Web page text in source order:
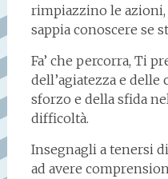
rimpiazzino le
sappia conoscere se
Fa’ che percorra, Ti
dell’agiatezza e
sforzo e della sfida
difficoltà.
Insegnagli a tenersi
ad avere